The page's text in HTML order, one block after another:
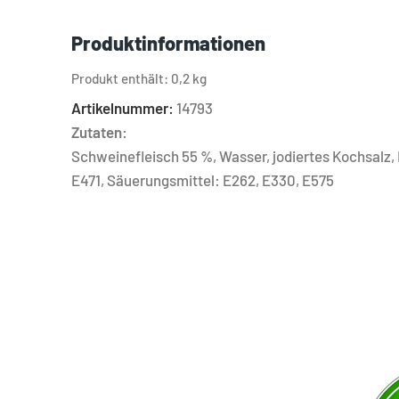
Produktinformationen
Produkt enthält: 0,2 kg
Artikelnummer: 14793
Zutaten:
Schweinefleisch 55 %, Wasser, jodiertes
E471, Säuerungsmittel: E262, E330, E575